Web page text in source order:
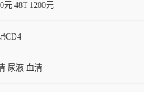
元 48T 1200元
CD4
尿液 血清